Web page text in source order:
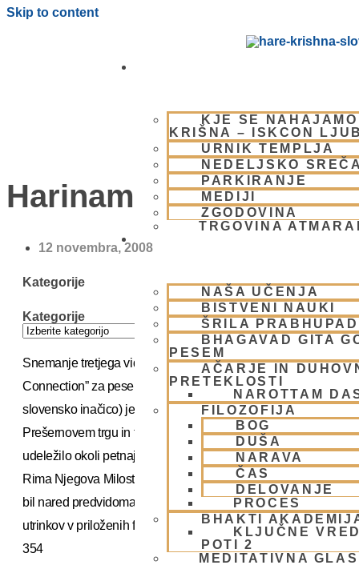
Skip to content
KJE SE
KRIŠNA – ISKCON
URNIK TEMPLJA
NEDELJSKO
PARKIRANJE
MEDIJI
ZGODOVINA
TRGOVINA
NAŠA UČENJA
BISTVENI NAUKI
ŠRILA
BHAGAVAD GITA
PESEM
AČARJE IN
PRETEKLOSTI
NAROTTAM
FILOZOFIJA
BOG
DUŠA
NARAVA
ČAS
DELOVANJE
PROCES
BHAKTI
KLJUČNE
POTI 2
MEDITATIVNA
Harinam v videospotu
12 novembra, 2008
Kategorije
Kategorije
Snemanje tretjega videospota skupine “Supersoul
Connection” za pesem
Odpiramo ventil(angleško in
slovensko inačico) je v čudovitem vremenu potekalo na
Prešernovem trgu in tromostovju. Harinam, ki se ga je
udeležilo okoli petnajst bhakt, je vodil naš posebni gost iz
Rima Njegova Milost Hare Krišna prabhu. Videospot bi naj
bil nared predvidoma do konca tega leta. Oglejte si nekaj
utrinkov v priloženih fotografijah.
354